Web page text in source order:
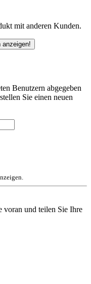
auf ihre Eignung
mit anderen Kunden.
anzeigen!
Benutzern abgegeben
Sie einen neuen
voran und teilen Sie Ihre